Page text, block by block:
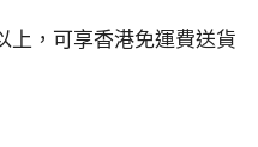
上，可享香港免運費送貨